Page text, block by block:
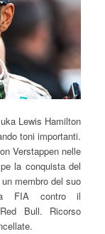
Lewis Hamilton
toni importanti.
Verstappen nelle
la conquista del
membro del suo
FIA contro il
Bull. Ricorso